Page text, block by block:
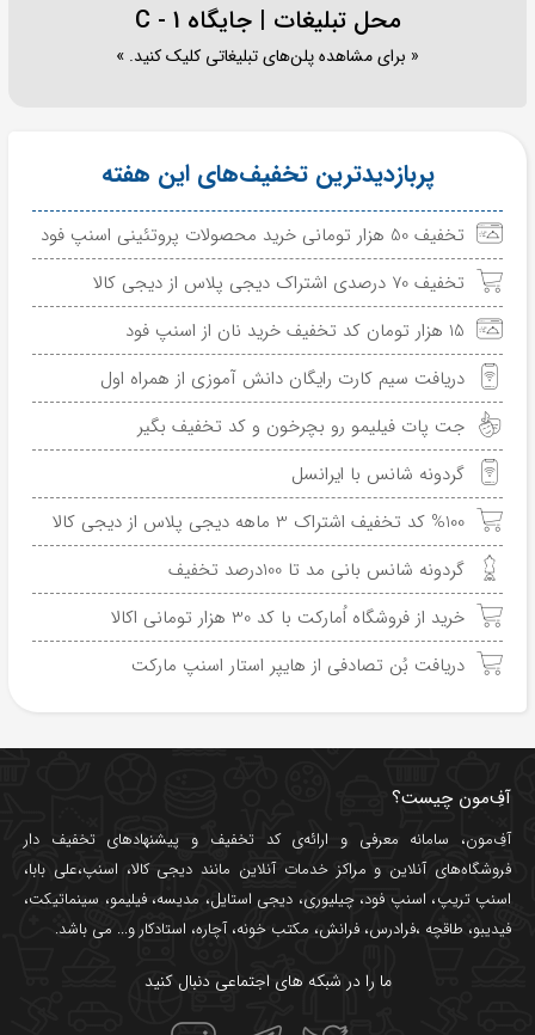
محل تبلیغات | جایگاه C - 1
« برای مشاهده پلن‌های تبلیغاتی کلیک کنید. »
پربازدیدترین تخفیف‌های این هفته
تخفیف 50 هزار تومانی خرید محصولات پروتئینی اسنپ فود
تخفیف 70 درصدی اشتراک دیجی پلاس از دیجی کالا
15 هزار تومان کد تخفیف خرید نان از اسنپ فود
دریافت سیم کارت رایگان دانش آموزی از همراه اول
جت پات فیلیمو رو بچرخون و کد تخفیف بگیر
گردونه شانس با ایرانسل
%100 کد تخفیف اشتراک 3 ماهه دیجی پلاس از دیجی کالا
گردونه شانس بانی مد تا 100درصد تخفیف
خرید از فروشگاه اُمارکت با کد 30 هزار تومانی اکالا
دریافت بُن تصادفی از هایپر استار اسنپ مارکت
آفِ‌مون چیست؟
آفِ‌مون، سامانه معرفی و ارائه‌یکد تخفیف و پیشنهادهای تخفیف دار
فروشگاه‌های آنلاین و مراکز خدمات آنلاین مانند دیجی کالا، اسنپ،علی بابا،
اسنپ تریپ، اسنپ فود،چیلیوری، دیجی استایل، مدیسه،فیلیمو، سینماتیکت،
فیدیبو، طاقچه ،فرادرس، فرانش، مکتب خونه،آچاره، استادکار و... می باشد.
ما را در شبکه های اجتماعی دنبال کنید